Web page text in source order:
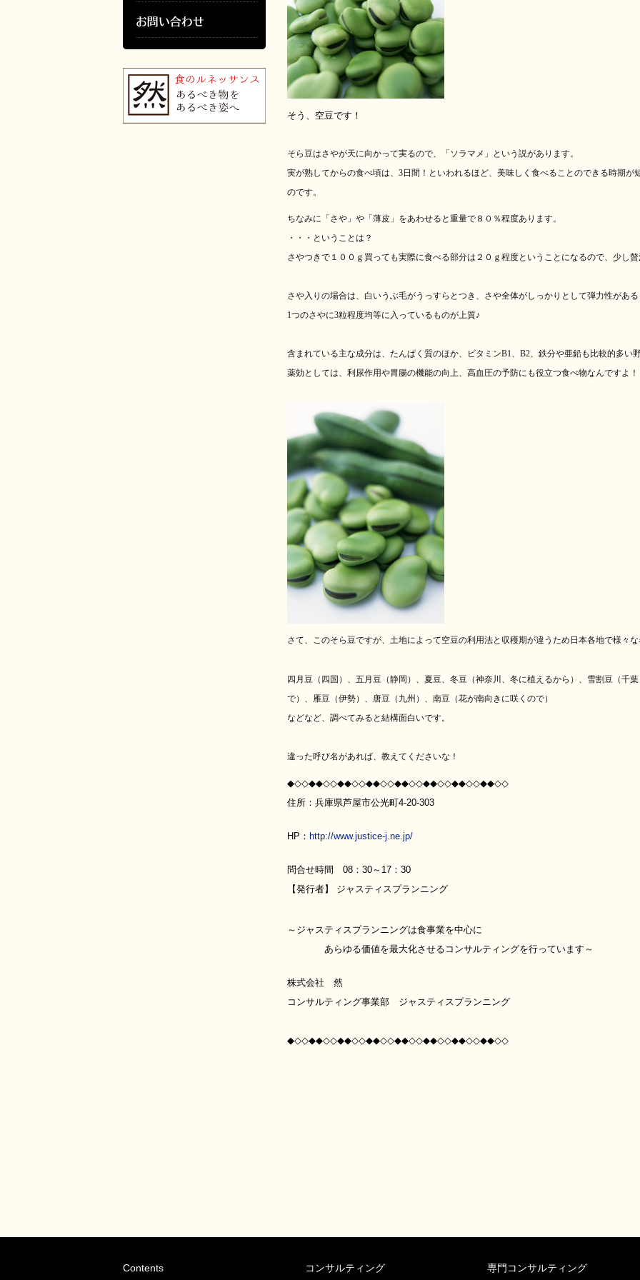
そう、空豆です！
そら豆はさやが天に向かって実るので、「ソラマメ」という説があります。
実が熟してからの食べ頃は、3日間！といわれるほど、美味しく食べることのできる時期が
のです。
ちなみに「さや」や「薄皮」をあわせると重量で８０％程度あります。
・・・ということは？
さやつきで１００ｇ買っても実際に食べる部分は２０ｇ程度ということになるので、少し贅
さや入りの場合は、白いうぶ毛がうっすらとつき、さや全体がしっかりとして弾力性があ
1つのさやに3粒程度均等に入っているものが上質♪
含まれている主な成分は、 たんぱく質のほか、ビタミンB1、 B2、 鉄分や亜鉛も比較的多い
薬効としては、利尿作用や胃腸の機能の向上、高血圧の予防にも役立つ食べ物なんですよ！
さて、このそら豆ですが、土地によって空豆の利用法と収穫期が違うため日本各地で様々な
四月豆（四国 ）、五月豆（静岡）、夏豆、冬豆（神奈川、冬に植 えるから）、雪割豆（千葉
で）、雁豆（伊勢）、唐豆（九州）、南豆（花が南向きに咲くので）
などなど、調べてみると結構面白いです。
違った呼び名があれば、教えてくださいな！
◆◇◇◆◆◇◇◆◆◇◇◆◆◇◇◆◆◇◇◆◆◇◇◆◆◇◇◆◆◇◇
住所：兵庫県芦屋市公光町4-20-303
HP： http://www.justice-j.ne.jp/
問合せ時間 08：30～17：30
【発行者】 ジャスティスプランニング
～ジャスティスプランニングは食事業を中心に
あらゆる価値を最大化させるコンサルティングを行っています～
株式会社 然
コンサルティング事業部 ジャスティスプランニング
◆◇◇◆◆◇◇◆◆◇◇◆◆◇◇◆◆◇◇◆◆◇◇◆◆◇◇◆◆◇◇
Contents コンサルティング 専門コンサルティング